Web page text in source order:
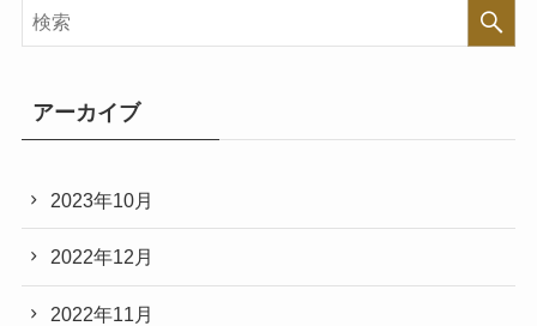
アーカイブ
2023年10月
2022年12月
2022年11月